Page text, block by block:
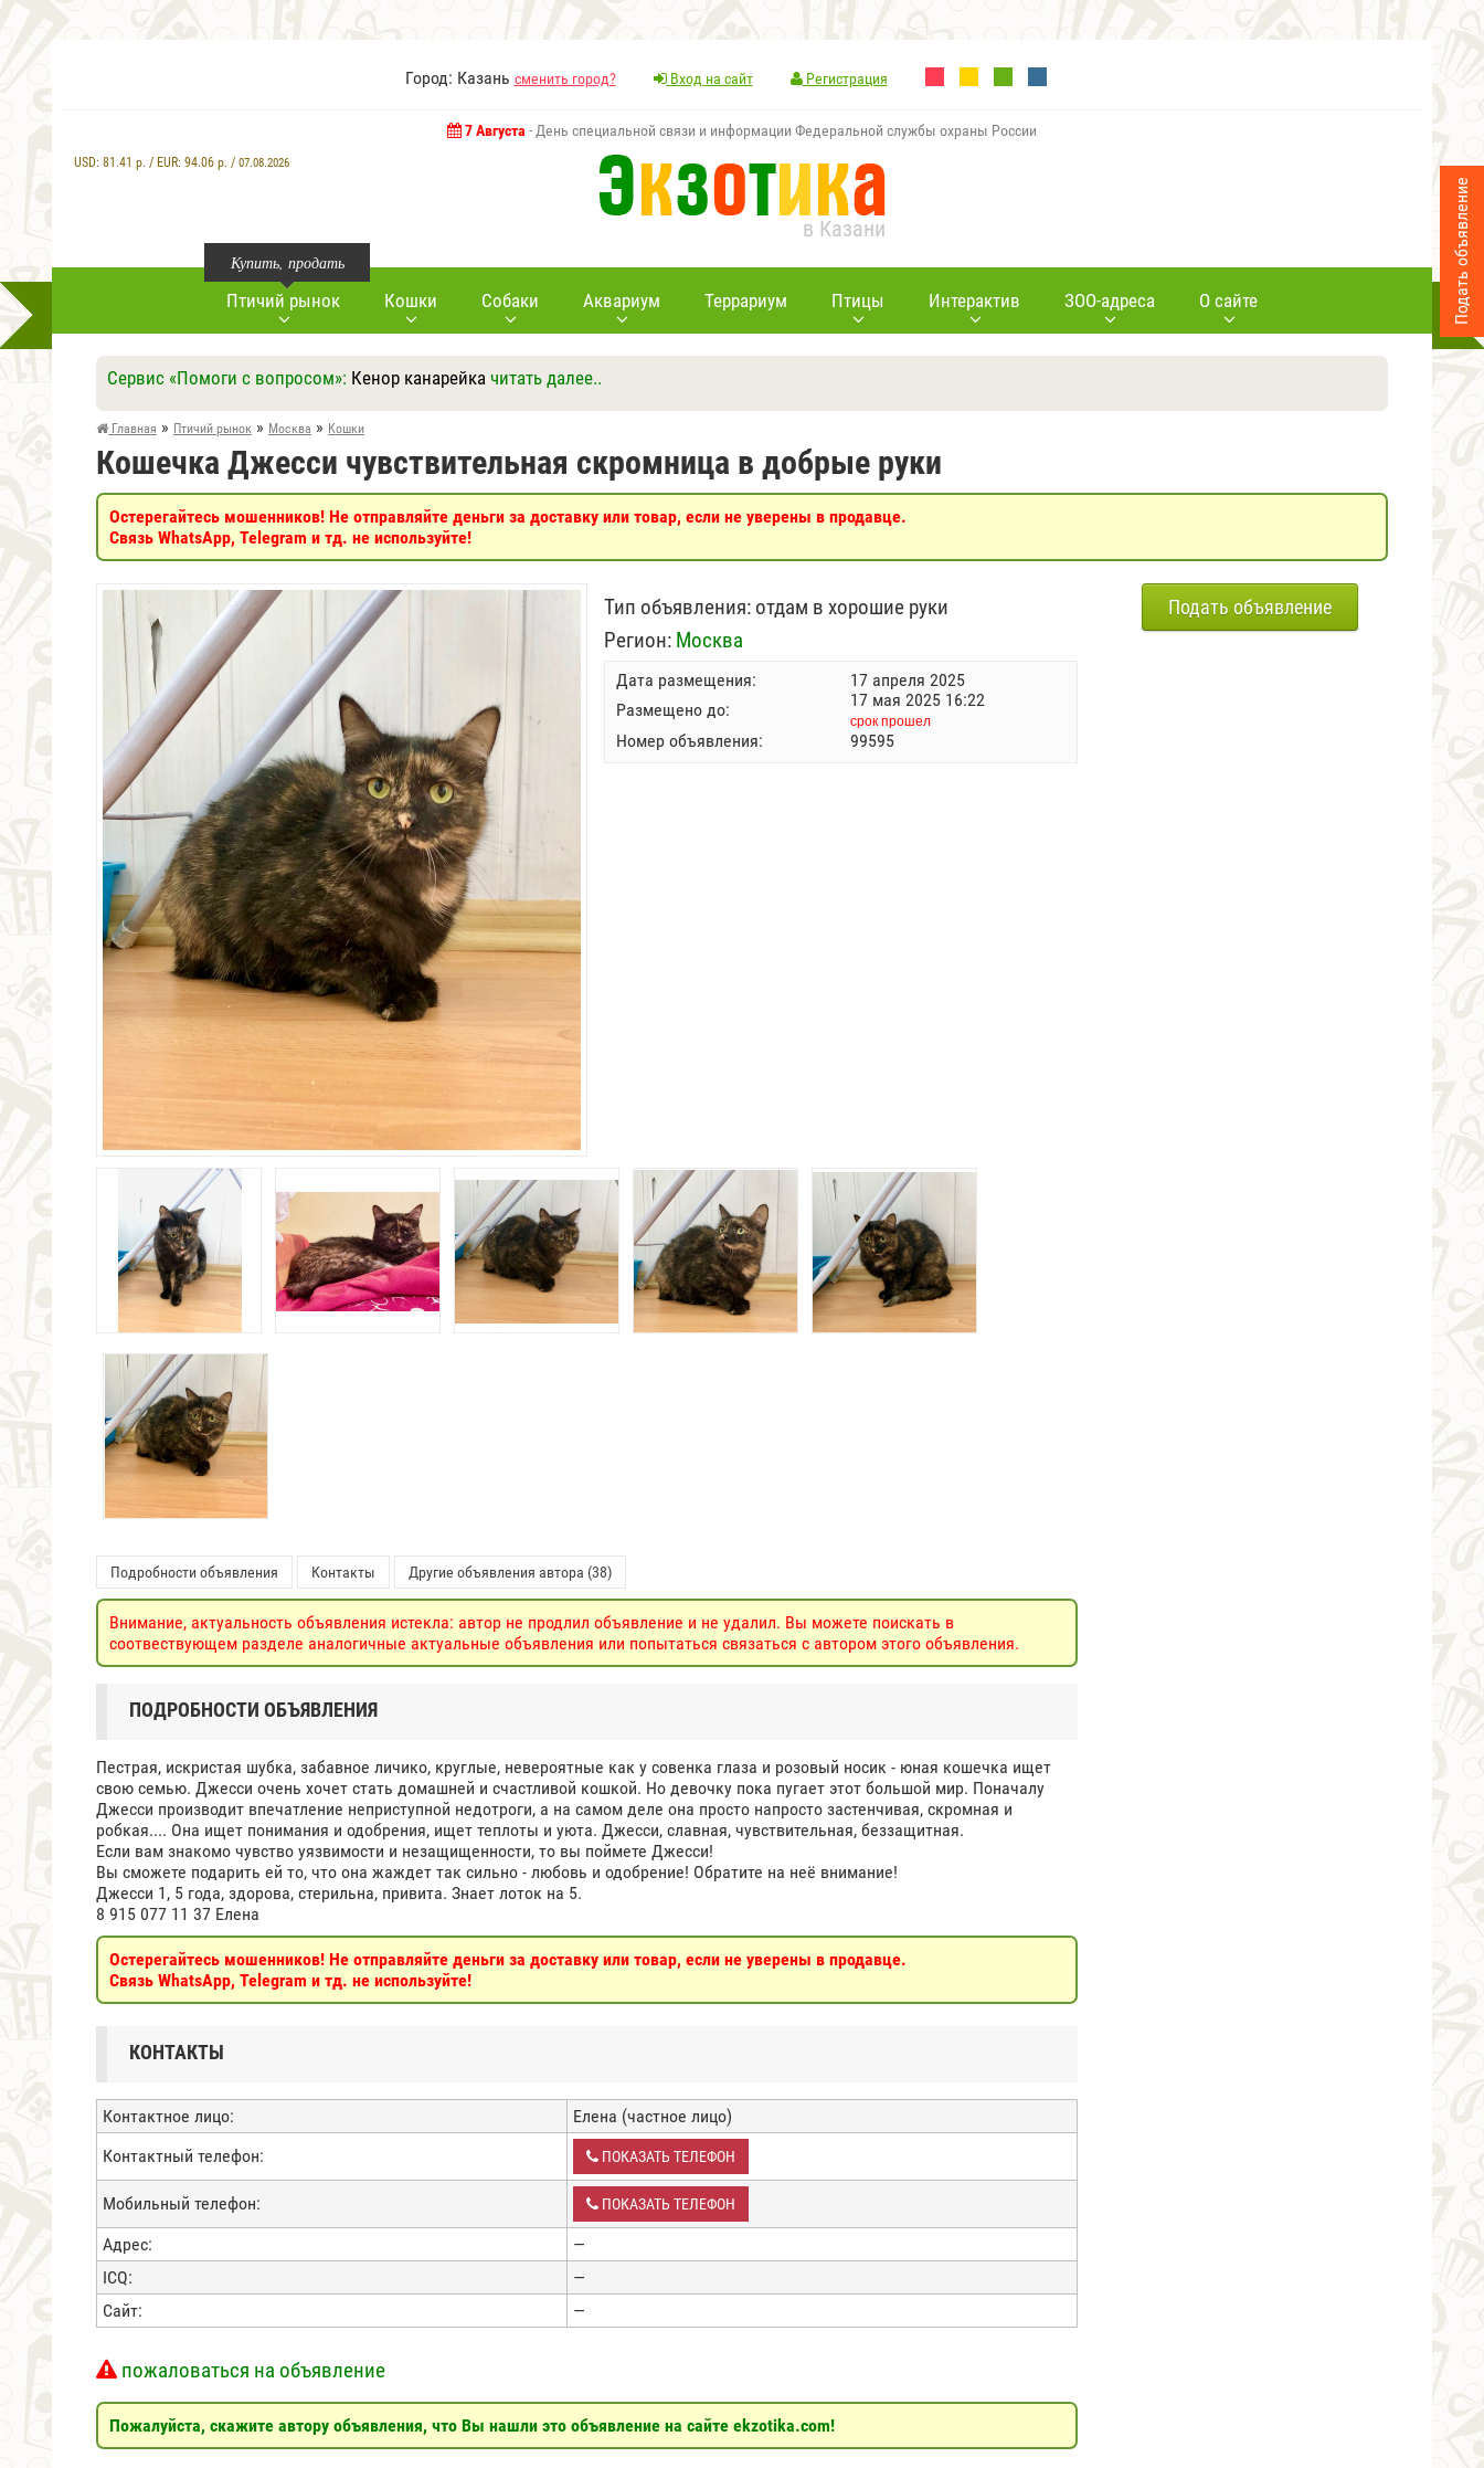
Город: Казань сменить город? Вход на сайт Регистрация
7 Августа - День специальной связи и информации Федеральной службы охраны России
USD: 81.41 р. / EUR: 94.06 р. / 07.08.2026
в Казани
Купить, продать
Птичий рынок Кошки Собаки Аквариум Террариум Птицы Интерактив ЗОО-адреса О сайте
Сервис «Помоги с вопросом»: Кенор канарейка читать далее..
Ответить Другие вопросы
Задать вопрос
Главная » Птичий рынок » Москва » Кошки
Кошечка Джесси чувствительная скромница в добрые руки
Остерегайтесь мошенников! Не отправляйте деньги за доставку или товар, если не уверены в продавце.
Связь WhatsApp, Telegram и тд. не используйте!
Тип объявления:отдам в хорошие руки
Регион: Москва
Дата размещения:
17 апреля 2025
Размещено до:
17 мая 2025 16:22
срок прошел
Номер объявления: 99595
Подробности объявления Контакты Другие объявления автора (38)
Внимание, актуальность объявления истекла: автор не продлил объявление и не удалил. Вы можете поискать в
соотвествующем разделе аналогичные актуальные объявления или попытаться связаться с автором этого объявления.
ПОДРОБНОСТИ ОБЪЯВЛЕНИЯ
Пестрая, искристая шубка, забавное личико, круглые, невероятные как у совенка глаза и розовый носик - юная кошечка ищет
свою семью. Джесси очень хочет стать домашней и счастливой кошкой. Но девочку пока пугает этот большой мир. Поначалу
Джесси производит впечатление неприступной недотроги, а на самом деле она просто напросто застенчивая, скромная и
робкая.... Она ищет понимания и одобрения, ищет теплоты и уюта. Джесси, славная, чувствительная, беззащитная.
Если вам знакомо чувство уязвимости и незащищенности, то вы поймете Джесси!
Вы сможете подарить ей то, что она жаждет так сильно - любовь и одобрение! Обратите на неё внимание!
Джесси 1, 5 года, здорова, стерильна, привита. Знает лоток на 5.
8 915 077 11 37 Елена
Остерегайтесь мошенников! Не отправляйте деньги за доставку или товар, если не уверены в продавце.
Связь WhatsApp, Telegram и тд. не используйте!
КОНТАКТЫ
Контактное лицо:
Елена (частное лицо)
Контактный телефон:
ПОКАЗАТЬ ТЕЛЕФОН
Мобильный телефон: ПОКАЗАТЬ ТЕЛЕФОН
Адрес:
—
ICQ:
—
Сайт:
—
пожаловаться на объявление
Пожалуйста, скажите автору объявления, что Вы нашли это объявление на сайте ekzotika.com!
Подать объявление
Подать объявление